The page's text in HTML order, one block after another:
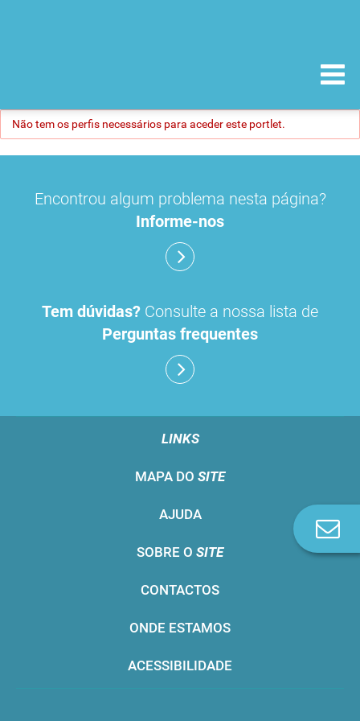
Não tem os perfis necessários para aceder este portlet.
Encontrou algum problema nesta página?
Informe-nos
Tem dúvidas? Consulte a nossa lista de
Perguntas frequentes
LINKS
MAPA DO SITE
AJUDA
SOBRE O SITE
CONTACTOS
ONDE ESTAMOS
ACESSIBILIDADE